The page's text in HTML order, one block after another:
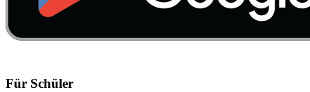
Für Schüler